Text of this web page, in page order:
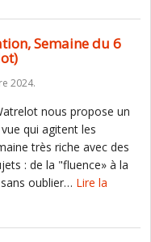
Semaine du 6
2024.
nous propose un
qui agitent les
très riche avec des
: de la "fluence» à la
oublier… Lire la